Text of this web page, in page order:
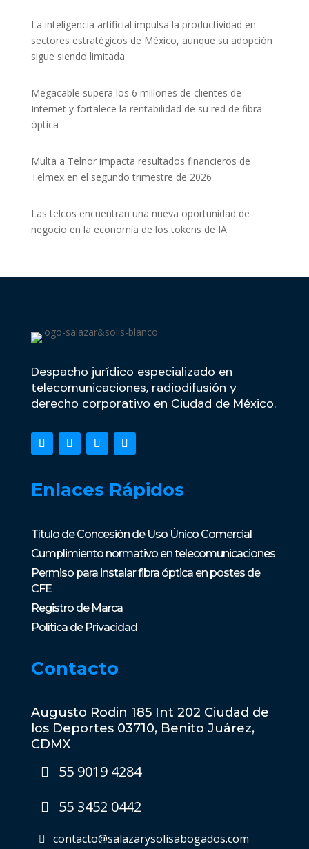
La inteligencia artificial impulsa la productividad en
sectores estratégicos de México, aunque su adopción
sigue siendo limitada
Megacable supera los 6 millones de clientes de
Internet y fortalece la rentabilidad de su red de fibra
óptica
Multa a Telnor impacta resultados financieros de
Telmex en el segundo trimestre de 2026
Las telcos encuentran una nueva oportunidad de
negocio en la economía de los tokens de IA
Despacho jurídico especializado en
telecomunicaciones, radiodifusión y
derecho corporativo en Ciudad de México.
Enlaces Rápidos
Título de Concesión de Uso Único Comercial
Cumplimiento normativo en telecomunicaciones
Permiso para instalar fibra óptica en postes de
CFE
Registro de Marca
Política de Privacidad
Contacto
Augusto Rodin 185 Int 202 Ciudad de
los Deportes 03710, Benito Juárez,
CDMX
55 9019 4284
55 3452 0442
contacto@salazarysolisabogados.com